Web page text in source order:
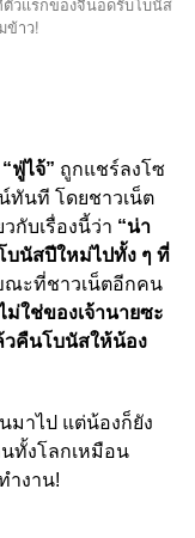
“ฟู่ไจ้” ถูกแชร์ลงโซ
ทันที โดยชาวเน็ต
กับเรื่องนี้ว่า “น่า
บนัสปีใหม่ไปทั้ง ๆ ที่
ณะที่ชาวเน็ตอีกคน
ใช่ของเจ้านายซะ
คืนโบนัสให้น้อง
มาไป แต่น้องก็ยัง
ทั้งโลกเหมือน
ำงาน!